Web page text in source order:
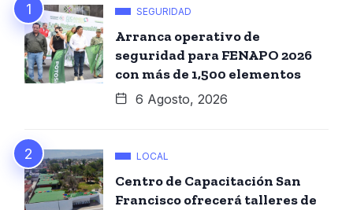
SEGURIDAD
Arranca operativo de
seguridad para FENAPO 2026
con más de 1,500 elementos
6 Agosto, 2026
LOCAL
Centro de Capacitación San
Francisco ofrecerá talleres de